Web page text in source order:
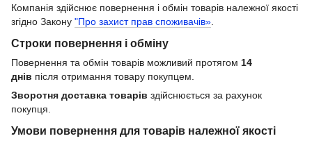
Компанія здійснює повернення і обмін товарів належної якості
згідно Закону "Про захист прав споживачів»
Строки повернення і обміну
Повернення та обмін товарів можливий протягом 14
днів після отримання товару покупцем.
Зворотня доставка товарів здійснюється за рахунок
покупця.
Умови повернення для товарів належної якості